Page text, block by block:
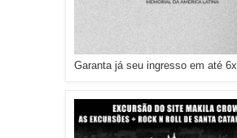
Garanta já seu ingresso em até 6x